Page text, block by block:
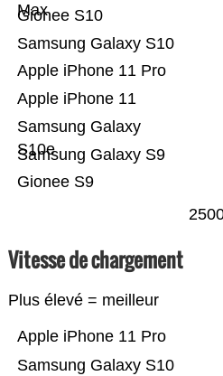
Gionee S9
Samsung Galaxy S9
Samsung Galaxy
S10e
Apple iPhone 11
Apple iPhone 11 Pro
Samsung Galaxy S10
Gionee S10
Max
Vitesse de chargement
Plus élevé = meilleur
Samsung Galaxy S10
Apple iPhone 11 Pro